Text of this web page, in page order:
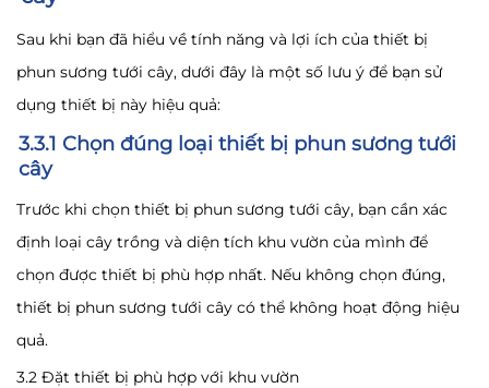
Sau khi bạn đã hiểu về tính năng và lợi ích của thiết bị
phun sương tưới cây, dưới đây là một số lưu ý để bạn sử
dụng thiết bị này hiệu quả:
3.3.1 Chọn đúng loại thiết bị phun sương tưới
cây
Trước khi chọn thiết bị phun sương tưới cây, bạn cần xác
định loại cây trồng và diện tích khu vườn của mình để
chọn được thiết bị phù hợp nhất. Nếu không chọn đúng,
thiết bị phun sương tưới cây có thể không hoạt động hiệu
quả.
3.2 Đặt thiết bị phù hợp với khu vườn